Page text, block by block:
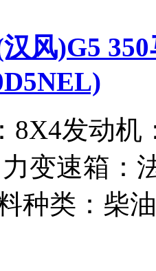
风)G5
8X4发动机
变速箱：
种类： 柴油